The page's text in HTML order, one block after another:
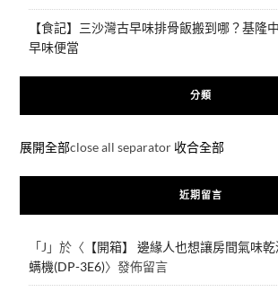
【食記】三沙灣古早味排骨飯搬到哪？基隆
早味便當
分類
展開全部close all separator 收合全部
近期留言
「J 」於〈 【開箱】 邊緣人也想讓房間氣味
螨機(DP-3E6)〉發佈留言